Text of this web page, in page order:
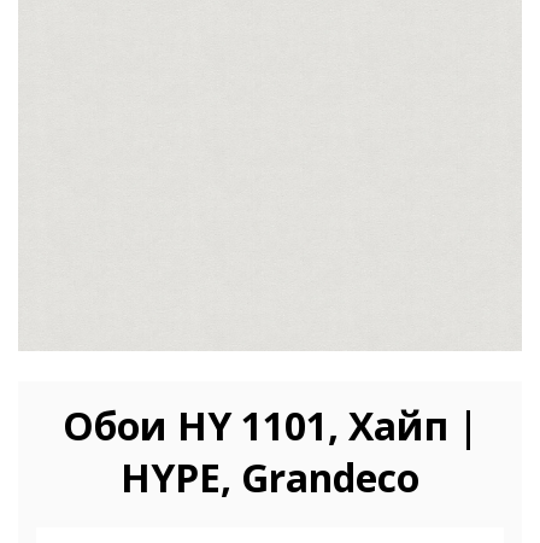
Обои HY 1101, Хайп |
HYPE, Grandeco